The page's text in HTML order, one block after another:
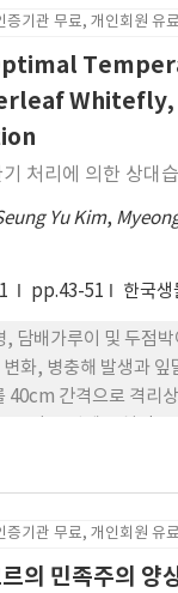
This indicates that
to
with
IV) were
stimulate the
증기관 무료, 개인회원 유료
처리에 의한 상대
Yu Kim,
pp.43-51 한국생
담배가루이 및 두점
변화, 병충해 발생과
간격으로 격리
습도 차이는 45°C
15 마디의 개화수를
에서 2－3주간 환기
증기관 무료, 개인회원 유료
의 민족주의 양